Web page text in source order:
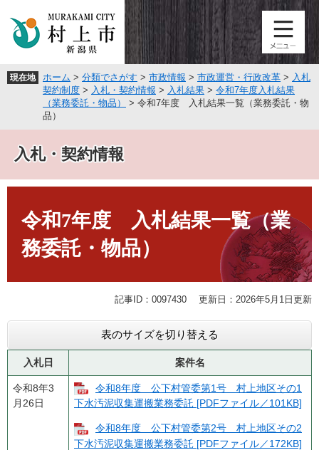
頭
飛現在地 ホーム > 分類でさがす > 市政情報 > 市政運営・行政改革 > 入札
契約制度 > 入札・契約情報 > 入札結果 > 令和7年度入札結果
（業務委託・物品）
> 令和7年度 入札結果一覧（業務委託・物
品）
入札・契約情報
令和7年度 入札結果一覧（業
務委託・物品）
記事ID：0097430 更新日：2026年5月1日更新
表のサイズを切り替える
入札日 案件名
令和8年3
月26日
令和8年度 公下村管委第1号 村上地区その1
下水汚泥収集運搬業務委託 [PDFファイル／101KB]
令和8年度 公下村管委第2号 村上地区その2
下水汚泥収集運搬業務委託 [PDFファイル／172KB]